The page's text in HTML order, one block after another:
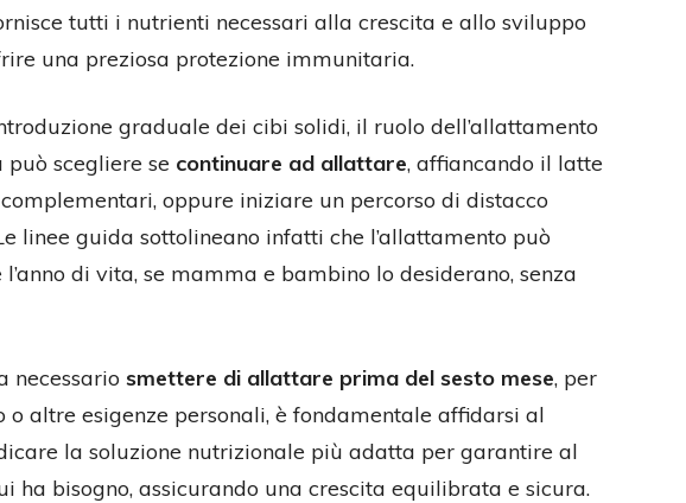
tutti i nutrienti necessari alla crescita e allo sviluppo
una preziosa protezione immunitaria.
graduale dei cibi solidi, il ruolo dell’allattamento
scegliere se continuare ad allattare, affiancando il latte
oppure iniziare un percorso di distacco
linee guida sottolineano infatti che l’allattamento può
di vita, se mamma e bambino lo desiderano, senza
necessario smettere di allattare prima del sesto mese, per
altre esigenze personali, è fondamentale affidarsi al
la soluzione nutrizionale più adatta per garantire al
ha bisogno, assicurando una crescita equilibrata e sicura.